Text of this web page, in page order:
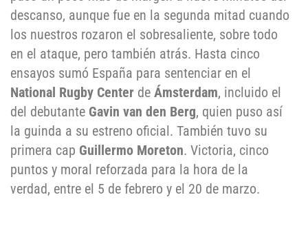
descanso, aunque fue en la segunda mitad cuando
los nuestros rozaron el sobresaliente, sobre todo
en el ataque, pero también atrás. Hasta cinco
ensayos sumó España para sentenciar en el
National Rugby Center de Ámsterdam, incluido el
del debutante Gavin van den Berg, quien puso así
la guinda a su estreno oficial. También tuvo su
primera cap Guillermo Moreton. Victoria, cinco
puntos y moral reforzada para la hora de la
verdad, entre el 5 de febrero y el 20 de marzo.